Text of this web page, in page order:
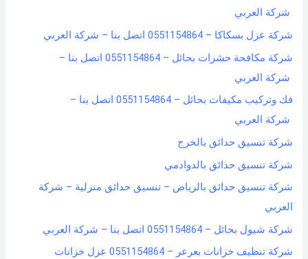
شركة العربي
شركة عزل بسكاكا – 0551154864 اتصل بنا – شركة العربي
شركة مكافحة حشرات بحائل – 0551154864 اتصل بنا –
شركة العربي
فك وتركيب مكيفات بحائل – 0551154864 اتصل بنا –
شركة العربي
شركة تنسيق حدائق بالخرج
شركة تنسيق حدائق بالدوادمي
شركة تنسيق حدائق بالرياض – تنسيق حدائق منزلية – شركة
العربي
شركة شيول بحائل – 0551154864 اتصل بنا – شركة العربي
شركة تنظيف خزانات بعرعر – 0551154864 عزل خزانات